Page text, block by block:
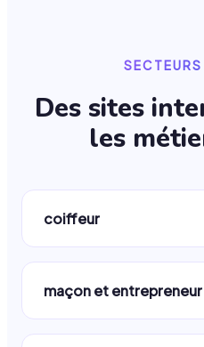
Des sites
les
coiffeur
maçon et